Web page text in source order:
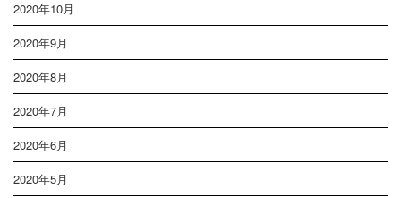
2020年10月
2020年9月
2020年8月
2020年7月
2020年6月
2020年5月